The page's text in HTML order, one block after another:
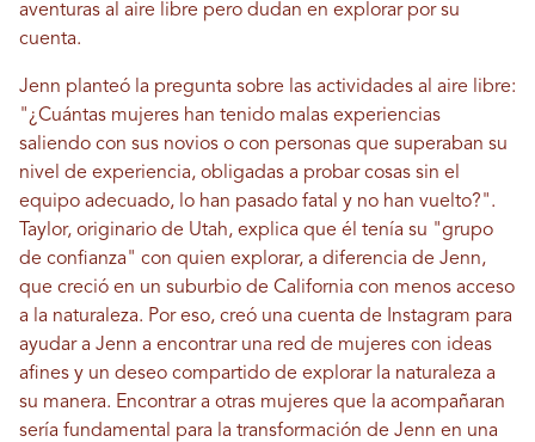
aventuras al aire libre pero dudan en explorar por su
cuenta.
Jenn planteó la pregunta sobre las actividades al aire libre:
"¿Cuántas mujeres han tenido malas experiencias
saliendo con sus novios o con personas que superaban su
nivel de experiencia, obligadas a probar cosas sin el
equipo adecuado, lo han pasado fatal y no han vuelto?".
Taylor, originario de Utah, explica que él tenía su "grupo
de confianza" con quien explorar, a diferencia de Jenn,
que creció en un suburbio de California con menos acceso
a la naturaleza. Por eso, creó una cuenta de Instagram para
ayudar a Jenn a encontrar una red de mujeres con ideas
afines y un deseo compartido de explorar la naturaleza a
su manera. Encontrar a otras mujeres que la acompañaran
sería fundamental para la transformación de Jenn en una